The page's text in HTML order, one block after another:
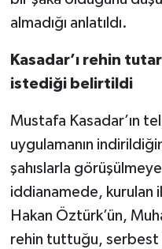
almadığı anlatıldı.
Kasadar’ı rehin
istediği belirtildi
Mustafa Kasadar’ın
uygulamanın
şahıslarla görüşülmeye
iddianamede, kurulan
Hakan Öztürk’ün,
rehin tuttuğu, serbest